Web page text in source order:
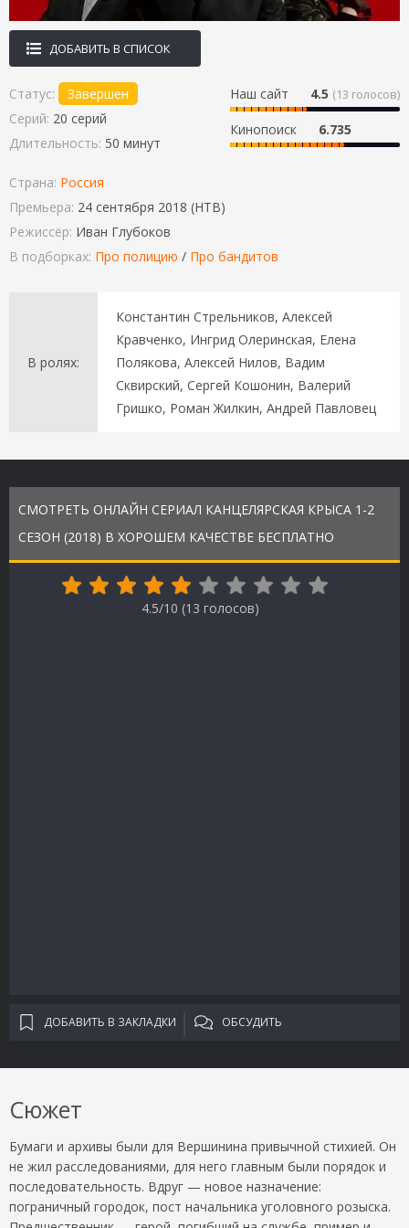
ДОБАВИТЬ В СПИСОК
Наш сайт 4.5 (13 голосов)
Кинопоиск 6.735
Статус:
Завершен
Серий: 20 серий
Длительность: 50 минут
Страна: Россия
Премьера: 24 сентября 2018 (НТВ)
Режиссёр: Иван Глубоков
В подборках: Про полицию / Про бандитов
В ролях:
Константин Стрельников, Алексей
Кравченко, Ингрид Олеринская, Елена
Полякова, Алексей Нилов, Вадим
Сквирский, Сергей Кошонин, Валерий
Гришко, Роман Жилкин, Андрей Павловец
СМОТРЕТЬ ОНЛАЙН СЕРИАЛ КАНЦЕЛЯРСКАЯ КРЫСА 1-2
СЕЗОН (2018) В ХОРОШЕМ КАЧЕСТВЕ БЕСПЛАТНО
4.5/10 (13 голосов)
ДОБАВИТЬ В ЗАКЛАДКИ ОБСУДИТЬ
Сюжет
Бумаги и архивы были для Вершинина привычной стихией. Он
не жил расследованиями, для него главным были порядок и
последовательность. Вдруг — новое назначение:
пограничный городок, пост начальника уголовного розыска.